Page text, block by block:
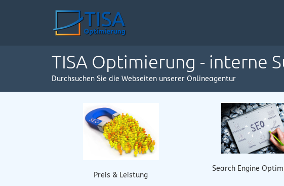
TISA Optimierung - interne
Durchsuchen Sie die Webseiten unserer Onlineagentur
Preis & Leistung
Search Engine